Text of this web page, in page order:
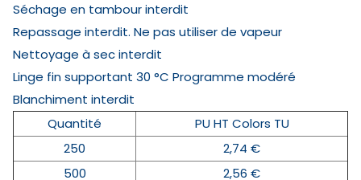
Séchage en tambour interdit
Repassage interdit. Ne pas utiliser de vapeur
Nettoyage à sec interdit
Linge fin supportant 30 °C Programme modéré
Blanchiment interdit
Quantité
PU HT Colors TU
250
2,74 €
500
2,56 €